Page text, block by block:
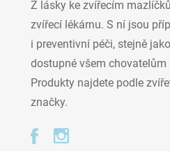
Z lásky ke zvířecím
zvířecí lékárnu. S ní jsou
i preventivní péči, stejně
dostupné všem chovatelům
Produkty najdete podle
značky.